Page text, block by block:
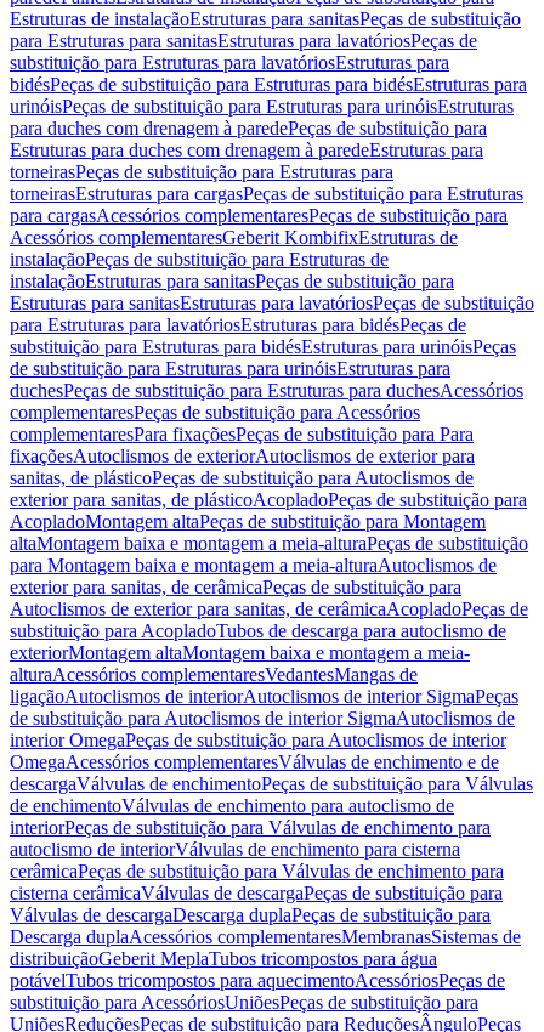
Estruturas de instalaçãoEstruturas para sanitasPeças de substituição
para Estruturas para sanitasEstruturas para lavatóriosPeças de
substituição para Estruturas para lavatóriosEstruturas para
bidésPeças de substituição para Estruturas para bidésEstruturas para
urinóisPeças de substituição para Estruturas para urinóisEstruturas
para duches com drenagem à paredePeças de substituição para
Estruturas para duches com drenagem à paredeEstruturas para
torneirasPeças de substituição para Estruturas para
torneirasEstruturas para cargasPeças de substituição para Estruturas
para cargasAcessórios complementaresPeças de substituição para
Acessórios complementaresGeberit KombifixEstruturas de
instalaçãoPeças de substituição para Estruturas de
instalaçãoEstruturas para sanitasPeças de substituição para
Estruturas para sanitasEstruturas para lavatóriosPeças de substituição
para Estruturas para lavatóriosEstruturas para bidésPeças de
substituição para Estruturas para bidésEstruturas para urinóisPeças
de substituição para Estruturas para urinóisEstruturas para
duchesPeças de substituição para Estruturas para duchesAcessórios
complementaresPeças de substituição para Acessórios
complementaresPara fixaçõesPeças de substituição para Para
fixaçõesAutoclismos de exteriorAutoclismos de exterior para
sanitas, de plásticoPeças de substituição para Autoclismos de
exterior para sanitas, de plásticoAcopladoPeças de substituição para
AcopladoMontagem altaPeças de substituição para Montagem
altaMontagem baixa e montagem a meia-alturaPeças de substituição
para Montagem baixa e montagem a meia-alturaAutoclismos de
exterior para sanitas, de cerâmicaPeças de substituição para
Autoclismos de exterior para sanitas, de cerâmicaAcopladoPeças de
substituição para AcopladoTubos de descarga para autoclismo de
exteriorMontagem altaMontagem baixa e montagem a meia-
alturaAcessórios complementaresVedantesMangas de
ligaçãoAutoclismos de interiorAutoclismos de interior SigmaPeças
de substituição para Autoclismos de interior SigmaAutoclismos de
interior OmegaPeças de substituição para Autoclismos de interior
OmegaAcessórios complementaresVálvulas de enchimento e de
descargaVálvulas de enchimentoPeças de substituição para Válvulas
de enchimentoVálvulas de enchimento para autoclismo de
interiorPeças de substituição para Válvulas de enchimento para
autoclismo de interiorVálvulas de enchimento para cisterna
cerâmicaPeças de substituição para Válvulas de enchimento para
cisterna cerâmicaVálvulas de descargaPeças de substituição para
Válvulas de descargaDescarga duplaPeças de substituição para
Descarga duplaAcessórios complementaresMembranasSistemas de
distribuiçãoGeberit MeplaTubos tricompostos para água
potávelTubos tricompostos para aquecimentoAcessóriosPeças de
substituição para AcessóriosUniõesPeças de substituição para
UniõesReduçõesPeças de substituição para ReduçõesÂnguloPeças